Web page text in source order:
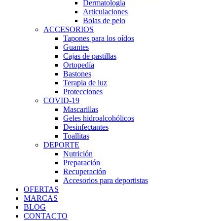
Dermatología
Articulaciones
Bolas de pelo
ACCESORIOS
Tapones para los oídos
Guantes
Cajas de pastillas
Ortopedía
Bastones
Terapia de luz
Protecciones
COVID-19
Mascarillas
Geles hidroalcohólicos
Desinfectantes
Toallitas
DEPORTE
Nutrición
Preparación
Recuperación
Accesorios para deportistas
OFERTAS
MARCAS
BLOG
CONTACTO